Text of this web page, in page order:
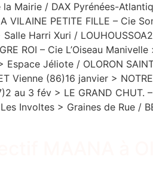
Mairie / DAX Pyrénées-
VILAINE PETITE FILLE – Cie
Harri Xuri /
ROI – Cie L’Oiseau Manivelle
Jéliote / OLORON
Vienne (86)16 janvier >
au 3 fév > LE GRAND CHUT.
Involtes > Graines de Rue /